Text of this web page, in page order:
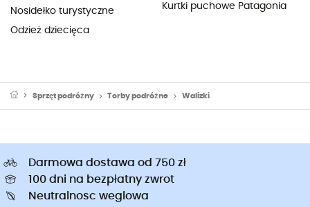
Nosidełko turystyczne
Odzież dziecięca
Kurtki puchowe Patagonia
Sprzęt podróżny Torby podróżne Walizki
Darmowa dostawa od 750 zł
100 dni na bezpłatny zwrot
Neutralnosc weglowa